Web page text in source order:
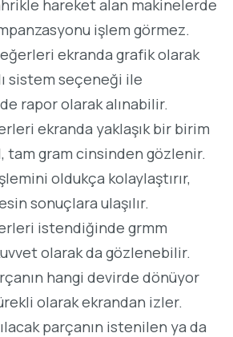
hareket alan makinelerde
işlem görmez.
ekranda grafik olarak
sistem seçeneği ile
rapor olarak alınabilir.
ekranda yaklaşık bir birim
tam gram cinsinden gözlenir.
oldukça kolaylaştırır,
sonuçlara ulaşılır.
istendiğinde grmm
olarak da gözlenebilir.
hangi devirde dönüyor
olarak ekrandan izler.
parçanın istenilen ya da